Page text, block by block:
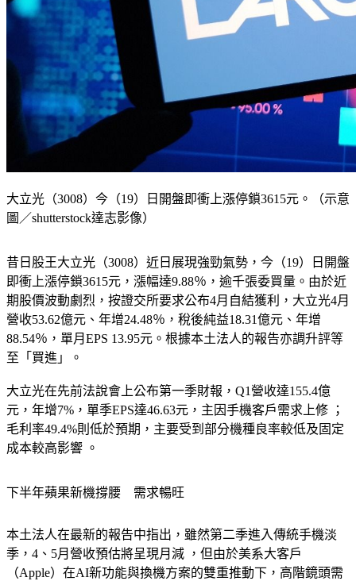
大立光（3008）今（19）日開盤即衝上漲停鎖3615元。（示意
昔日股王大立光（3008）近日展現強勁氣勢，今（19）日開盤
即衝上漲停鎖3615元，漲幅達9.88％，逾千張委買量。由於近
期股價波動劇烈，按證交所要求公布4月自結獲利，大立光4月
營收53.62億元、年增24.48％，稅後純益18.31億元、年增
88.54％，單月EPS 13.95元。根據本土法人的報告亦調升評等
大立光在先前法說會上公布第一季財報，Q1營收達155.4億
元，年增7%，單季EPS達46.63元，主因手機客戶需求上修 ；
毛利率49.4%則低於預期，主要受到部分機種良率較低及固定
本土法人在最新的報告中指出，雖然第二季進入傳統手機淡
季，4、5月營收預估將呈現月減 ，但由於美系大客戶